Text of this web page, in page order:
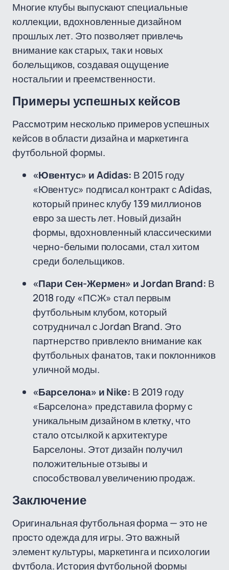
Многие клубы выпускают специальные
коллекции, вдохновленные дизайном
прошлых лет. Это позволяет привлечь
внимание как старых, так и новых
болельщиков, создавая ощущение
ностальгии и преемственности.
Примеры успешных кейсов
Рассмотрим несколько примеров успешных
кейсов в области дизайна и маркетинга
футбольной формы.
«Ювентус» и Adidas: В 2015 году
«Ювентус» подписал контракт с Adidas,
который принес клубу 139 миллионов
евро за шесть лет. Новый дизайн
формы, вдохновленный классическими
черно-белыми полосами, стал хитом
среди болельщиков.
«Пари Сен-Жермен» и Jordan Brand: В
2018 году «ПСЖ» стал первым
футбольным клубом, который
сотрудничал с Jordan Brand. Это
партнерство привлекло внимание как
футбольных фанатов, так и поклонников
уличной моды.
«Барселона» и Nike: В 2019 году
«Барселона» представила форму с
уникальным дизайном в клетку, что
стало отсылкой к архитектуре
Барселоны. Этот дизайн получил
положительные отзывы и
способствовал увеличению продаж.
Заключение
Оригинальная футбольная форма — это не
просто одежда для игры. Это важный
элемент культуры, маркетинга и психологии
футбола. История футбольной формы